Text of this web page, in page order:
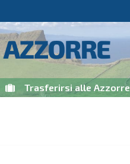
Trasferirsi alle Azzorre